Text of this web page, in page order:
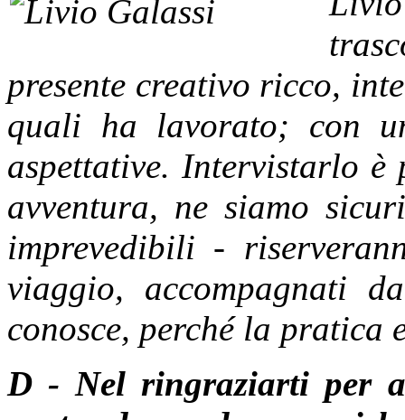
presente creativo ricco,
quali ha lavorato; con
aspettative. Intervistarlo è
avventura, ne siamo
imprevedibili -
viaggio, accompagnati
conosce, perché la pratica
D - Nel ringraziarti per